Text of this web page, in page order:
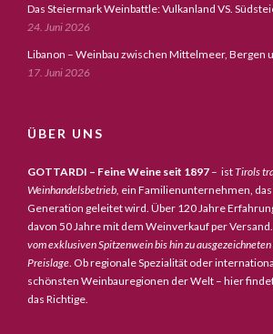
Das Steiermark Weinbattle: Vulkanland VS.
24. Juni 2026
Libanon – Weinbau zwischen Mittelmeer, Bergen
17. Juni 2026
ÜBER UNS
GOTTARDI – Feine Weine seit 1897 – istTirols
Weinhandelsbetrieb, ein Familienunternehmen,
Generation geleitet wird. Über 120 Jahre
davon 50 Jahre mit dem Weinverkauf per
vom exklusiven Spitzenwein bis hin zu
Preislage . Ob regionale Spezialität oder
schönsten Weinbauregionen der Welt – hier
das Richtige.